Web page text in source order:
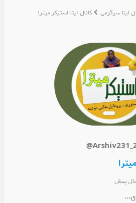
ایتا سرگرمی کانال ایتا استیکر میترا